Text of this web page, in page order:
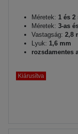
Méretek: 1 és 2
Méretek: 3-as
Vastagság: 2,8
Lyuk: 1,6 mm
rozsdamentes
Kiárusítva